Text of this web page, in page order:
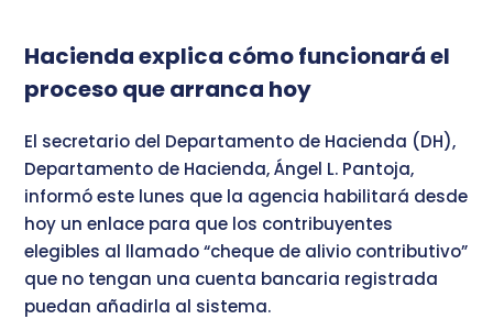
Hacienda explica cómo funcionará el
proceso que arranca hoy
El secretario del Departamento de Hacienda (DH),
Departamento de Hacienda, Ángel L. Pantoja,
informó este lunes que la agencia habilitará desde
hoy un enlace para que los contribuyentes
elegibles al llamado “cheque de alivio contributivo”
que no tengan una cuenta bancaria registrada
puedan añadirla al sistema.